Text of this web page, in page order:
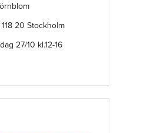
20 Stockholm
27/10 kl.12-16